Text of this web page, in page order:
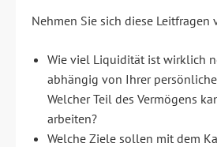
Nehmen Sie sich diese Leitfragen
Wie viel Liquidität ist wirklich
abhängig von Ihrer
Welcher Teil des Vermögens
arbeiten?
Welche Ziele sollen mit dem